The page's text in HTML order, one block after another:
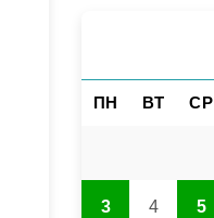
ПН ВТ СР
3 4 5